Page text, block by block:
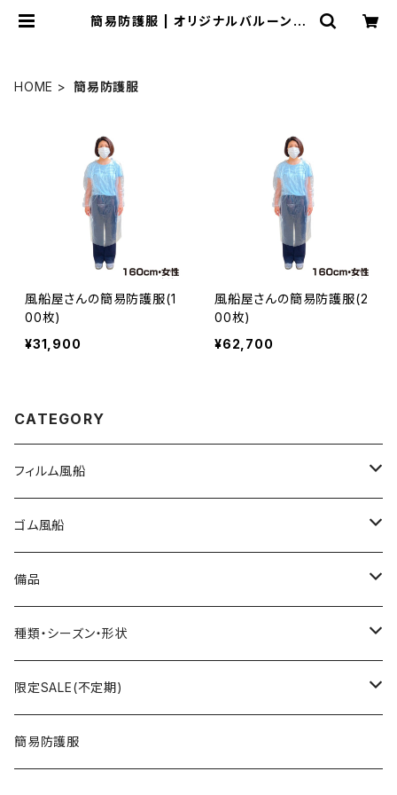
簡易防護服 | オリジナルバルーンの
HOME 簡易防護服
風船屋さんの簡易防護服(1
00枚)
¥31,900
風船屋さんの簡易防護服(2
00枚)
¥62,700
CATEGORY
フィルム風船
大きな風船
組立3Dバルーン
文字数字バルーン
おはなバルーン
ODDバルーン
ゴム風船
プリント有り
プリント無し
セット・キット商品
備品
備品
スティック
ポンプ
クリップ
種類・シーズン・形状
おえかき
どうぶつ
限定SALE(不定期)
フィルム風船
簡易防護服